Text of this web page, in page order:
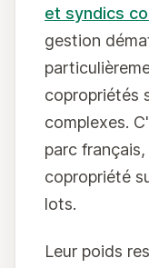
et syndics
gestion
copropriétés
complexes.
parc
copropriété
lots.
Leur poids